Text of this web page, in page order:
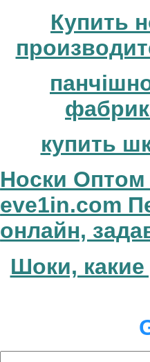
Купить
купить
Носки Оптом
eve1in.com
онлайн,
Шоки, какие